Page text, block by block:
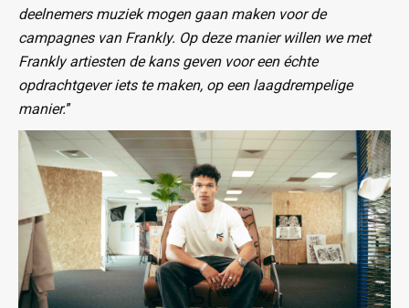
deelnemers muziek mogen gaan maken voor de
campagnes van Frankly. Op deze manier willen we met
Frankly artiesten de kans geven voor een échte
opdrachtgever iets te maken, op een laagdrempelige
manier.”